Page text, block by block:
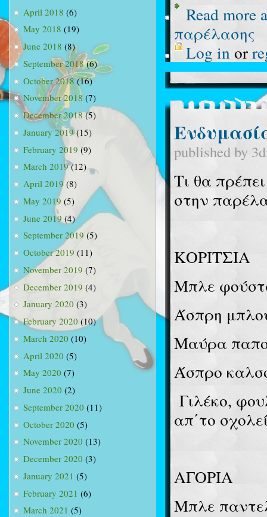
April 2018 (6)
May 2018 (19)
June 2018 (8)
September 2018(6)
October 2018(16)
November 2018 (7)
December 2018(5)
January 2019(15)
February 2019 (9)
March 2019(12)
April 2019(8)
May 2019 (5)
June 2019 (4)
September 2019 (5)
October 2019 (11)
November 2019 (7)
December 2019 (4)
January 2020 (3)
February 2020 (10)
March 2020 (10)
April 2020 (5)
May 2020 (7)
June 2020 (2)
September 2020 (11)
October 2020 (5)
November 2020 (13)
December 2020 (3)
January 2021 (5)
February 2021 (6)
March 2021 (5)
Read more
παρέλασης
Log in or
published by
Τι θα
στην
ΚΟΡΙΤΣΙΑ
Μπλε
Άσπρη
Μαύρα
Άσπρο
Γιλέκο,
απ΄το
ΑΓΟΡΙΑ
Μπλε